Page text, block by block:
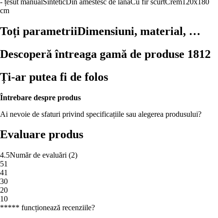
cm
Toți parametriiDimensiuni, material, …
Descoperă întreaga gamă de produse 1812
Ți-ar putea fi de folos
Întrebare despre produs
Ai nevoie de sfaturi privind specificațiile sau alegerea produsului?
Evaluare produs
4.5Număr de evaluări (2)
51
41
30
20
10
***** funcționează recenziile?